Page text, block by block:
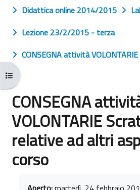
Apri indice del corso
Didattica online 2014/2015
Lezione 23/2/2015 - terza
CONSEGNA attività
CONSEGNA
VOLONTARIE
relative ad altri
corso